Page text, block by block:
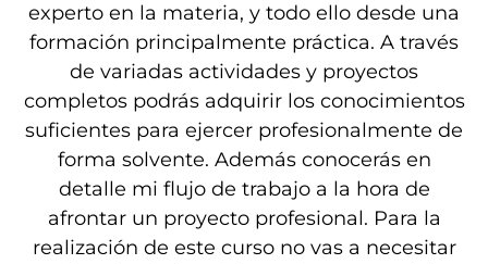
experto en la materia, y todo ello desde una
formación principalmente práctica. A través
de variadas actividades y proyectos
completos podrás adquirir los conocimientos
suficientes para ejercer profesionalmente de
forma solvente. Además conocerás en
detalle mi flujo de trabajo a la hora de
afrontar un proyecto profesional. Para la
realización de este curso no vas a necesitar